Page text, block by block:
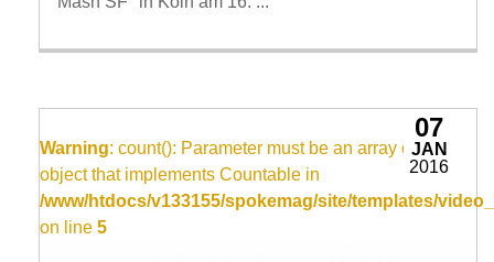
Warning: count(): Parameter must be an array or an
object that implements Countable in
/www/htdocs/v133155/spokemag/site/templates/
on line 5
07
JAN
2016